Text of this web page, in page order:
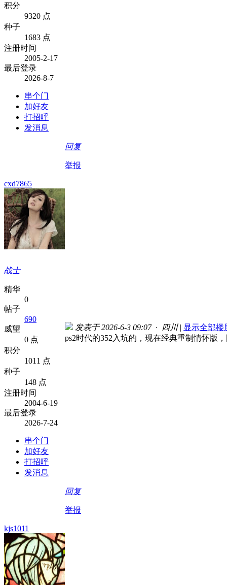
积分
9320 点
种子
1683 点
注册时间
2005-2-17
最后登录
2026-8-7
串个门
加好友
打招呼
发消息
回复
举报
cxd7865
战士
精华
0
帖子
690
威望
0 点
积分
1011 点
种子
148 点
注册时间
2004-6-19
最后登录
2026-7-24
串个门
加好友
打招呼
发消息
发表于 2026-6-3 09:07 · 四川 | 显示全部楼
ps2时代的352入坑的，现在经典重制情怀版
回复
举报
kjs1011